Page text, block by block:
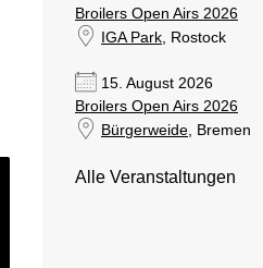
Broilers Open Airs 2026
IGA Park, Rostock
15. August 2026
Broilers Open Airs 2026
Bürgerweide, Bremen
Alle Veranstaltungen